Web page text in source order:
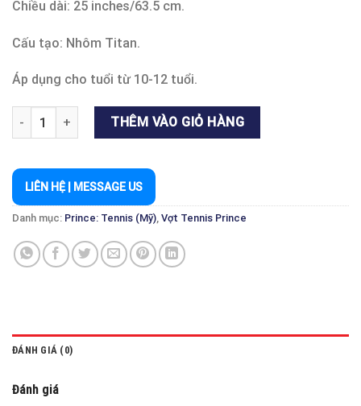
Chiều dài: 25 inches/63.5 cm.
Cấu tạo: Nhôm Titan.
Áp dụng cho tuổi từ 10-12 tuổi.
VỢT TENNIS THIẾU NIÊN PRINCE ATTACK 25 số lượng
THÊM VÀO GIỎ HÀNG
LIÊN HỆ | MESSAGE US
Danh mục: Prince: Tennis (Mỹ), Vợt Tennis Prince
ĐÁNH GIÁ (0)
Đánh giá